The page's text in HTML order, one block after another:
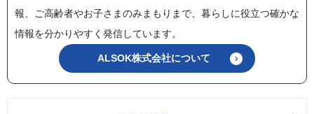
報、ご高齢者やお子さまのみまもりまで、暮らしに役立つ確かな
情報を分かりやすく発信しています。
ALSOK株式会社について